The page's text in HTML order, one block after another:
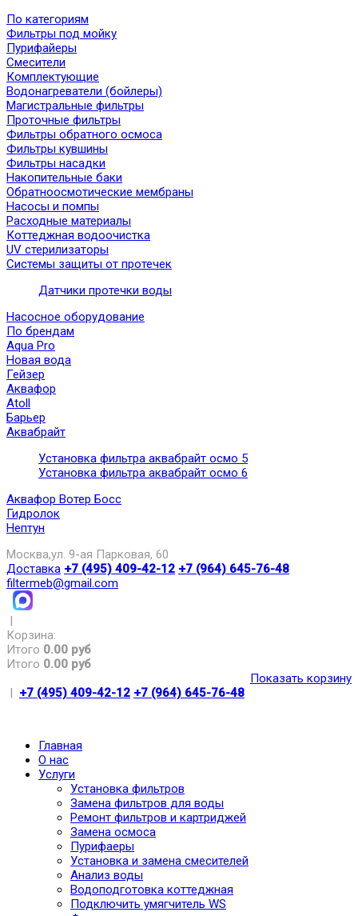
По категориям
Фильтры под мойку
Пурифайеры
Смесители
Комплектующие
Водонагреватели (бойлеры)
Магистральные фильтры
Проточные фильтры
Фильтры обратного осмоса
Фильтры кувшины
Фильтры насадки
Накопительные баки
Обратноосмотические мембраны
Насосы и помпы
Расходные материалы
Коттеджная водоочистка
UV стерилизаторы
Системы защиты от протечек
Датчики протечки воды
Насосное оборудование
По брендам
Aqua Pro
Новая вода
Гейзер
Аквафор
Atoll
Барьер
Аквабрайт
Установка фильтра аквабрайт осмо 5
Установка фильтра аквабрайт осмо 6
Аквафор Вотер Босс
Гидролок
Нептун
Москва,ул. 9-ая Парковая, 60
Доставка +7 (495) 409-42-12 +7 (964) 645-76-48
filtermeb@gmail.com
|
Корзина:
Итого 0.00 руб
Итого 0.00 руб
Показать корзину
| +7 (495) 409-42-12 +7 (964) 645-76-48
Главная
О нас
Услуги
Установка фильтров
Замена фильтров для воды
Ремонт фильтров и картриджей
Замена осмоса
Пурифаеры
Установка и замена смесителей
Анализ воды
Водоподготовка коттеджная
Подключить умягчитель WS